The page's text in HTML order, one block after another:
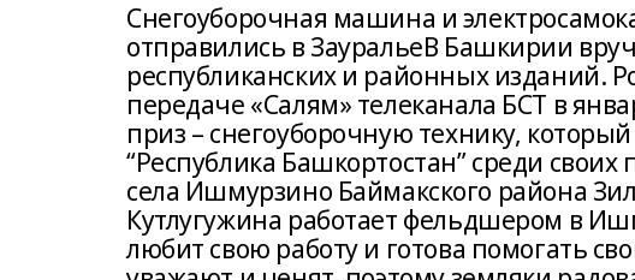
Снегоуборочная машина и
отправились в ЗауральеВ Башкирии
республиканских и районных изданий.
передаче «Салям» телеканала БСТ в
приз – снегоуборочную технику,
“Республика Башкортостан” среди
села Ишмурзино Баймакского района
Кутлугужина работает фельдшером в
любит свою работу и готова помогать